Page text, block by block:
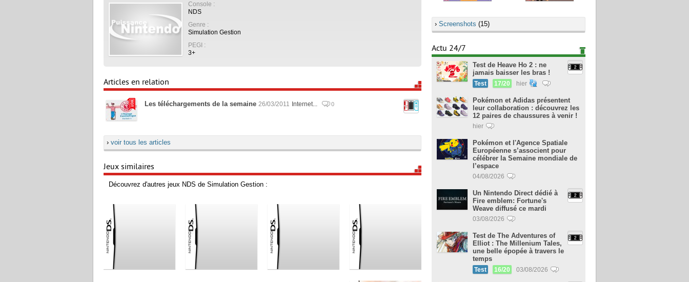
Console :
NDS
Genre :
Simulation Gestion
PEGI :
3+
Articles en relation
Les téléchargements de la semaine 26/03/2011 Internet... 0
› voir tous les articles
Jeux similaires
Découvrez d'autres jeux NDS de Simulation Gestion :
› Screenshots (15)
Actu 24/7
Test de Heave Ho 2 : ne
jamais baisser les bras !
Test 17/20 hier
Pokémon et Adidas présentent
leur collaboration : découvrez les
12 paires de chaussures à venir !
hier
Pokémon et l'Agence Spatiale
Européenne s’associent pour
célébrer la Semaine mondiale de
l’espace
04/08/2026
Un Nintendo Direct dédié à
Fire emblem: Fortune's
Weave diffusé ce mardi
03/08/2026
Test de The Adventures of
Elliot : The Millenium Tales,
une belle épopée à travers le
temps
Test 16/20 03/08/2026